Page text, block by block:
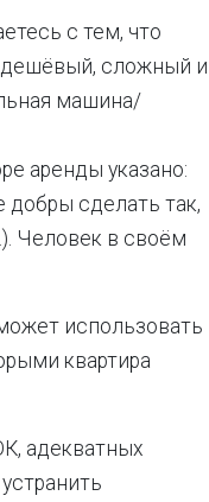
с тем, что
сложный и
машина/
аренды указано:
добры сделать так,
Человек в своём
использовать
квартира
адекватных